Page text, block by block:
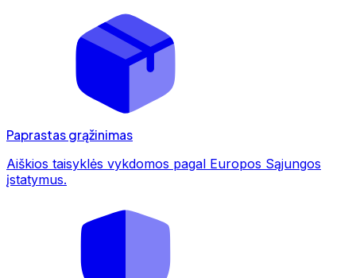
Paprastas grąžinimas
Aiškios taisyklės vykdomos pagal Europos Sąjungos
įstatymus.